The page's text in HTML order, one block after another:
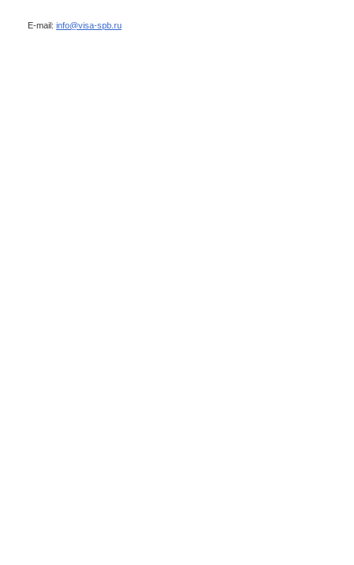
E-mail: info@visa-spb.ru